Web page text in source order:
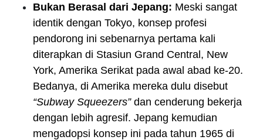
Bukan Berasal dari Jepang: Meski sangat
identik dengan Tokyo, konsep profesi
pendorong ini sebenarnya pertama kali
diterapkan di Stasiun Grand Central, New
York, Amerika Serikat pada awal abad ke-20.
Bedanya, di Amerika mereka dulu disebut
“Subway Squeezers”dan cenderung bekerja
dengan lebih agresif. Jepang kemudian
mengadopsi konsep ini pada tahun 1965 di